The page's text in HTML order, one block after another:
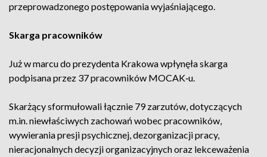
przeprowadzonego postępowania wyjaśniającego.
Skarga pracowników
Już w marcu do prezydenta Krakowa wpłynęła skarga
podpisana przez 37 pracowników MOCAK‑u.
Skarżący sformułowali łącznie 79 zarzutów, dotyczących
m.in. niewłaściwych zachowań wobec pracowników,
wywierania presji psychicznej, dezorganizacji pracy,
nieracjonalnych decyzji organizacyjnych oraz lekceważenia